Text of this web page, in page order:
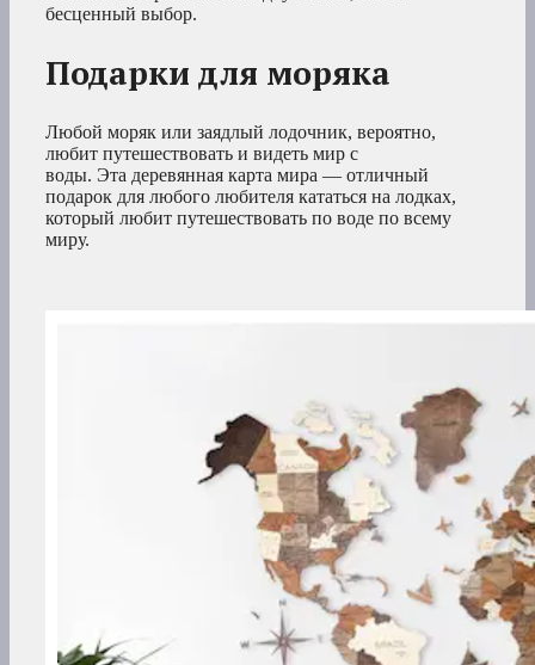
бесценный выбор.
Подарки для моряка
Любой моряк или заядлый лодочник, вероятно,
любит путешествовать и видеть мир с
воды. Эта деревянная карта мира — отличный
подарок для любого любителя кататься на лодках,
который любит путешествовать по воде по всему
миру.